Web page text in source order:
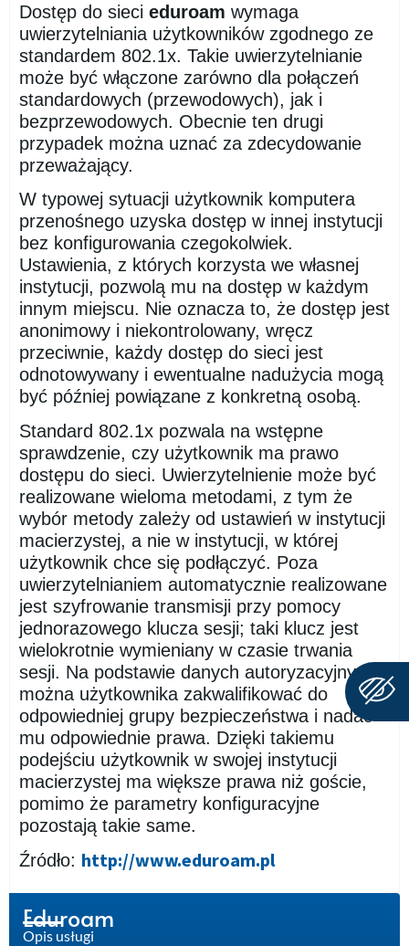
Dostęp do sieci eduroam wymaga
uwierzytelniania użytkowników zgodnego ze
standardem 802.1x. Takie uwierzytelnianie
może być włączone zarówno dla połączeń
standardowych (przewodowych), jak i
bezprzewodowych. Obecnie ten drugi
przypadek można uznać za zdecydowanie
przeważający.
W typowej sytuacji użytkownik komputera
przenośnego uzyska dostęp w innej instytucji
bez konfigurowania czegokolwiek.
Ustawienia, z których korzysta we własnej
instytucji, pozwolą mu na dostęp w każdym
innym miejscu. Nie oznacza to, że dostęp jest
anonimowy i niekontrolowany, wręcz
przeciwnie, każdy dostęp do sieci jest
odnotowywany i ewentualne nadużycia mogą
być później powiązane z konkretną osobą.
Standard 802.1x pozwala na wstępne
sprawdzenie, czy użytkownik ma prawo
dostępu do sieci. Uwierzytelnienie może być
realizowane wieloma metodami, z tym że
wybór metody zależy od ustawień w instytucji
macierzystej, a nie w instytucji, w której
użytkownik chce się podłączyć. Poza
uwierzytelnianiem automatycznie realizowane
jest szyfrowanie transmisji przy pomocy
jednorazowego klucza sesji; taki klucz jest
wielokrotnie wymieniany w czasie trwania
sesji. Na podstawie danych autoryzacyjnych
można użytkownika zakwalifikować do
odpowiedniej grupy bezpieczeństwa i nadać
mu odpowiednie prawa. Dzięki takiemu
podejściu użytkownik w swojej instytucji
macierzystej ma większe prawa niż goście,
pomimo że parametry konfiguracyjne
pozostają takie same.
Źródło: http://www.eduroam.pl
Eduroam
Opis usługi